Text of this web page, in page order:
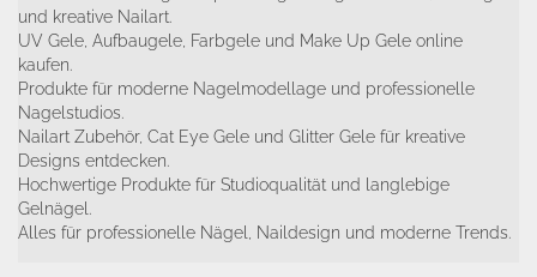
und kreative Nailart.
UV Gele, Aufbaugele, Farbgele und Make Up Gele online
kaufen.
Produkte für moderne Nagelmodellage und professionelle
Nagelstudios.
Nailart Zubehör, Cat Eye Gele und Glitter Gele für kreative
Designs entdecken.
Hochwertige Produkte für Studioqualität und langlebige
Gelnägel.
Alles für professionelle Nägel, Naildesign und moderne Trends.